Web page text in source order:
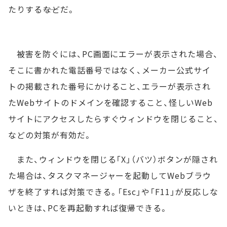
たりする――などだ。
被害を防ぐには、PC画面にエラーが表示された場合、
そこに書かれた電話番号ではなく、メーカー公式サイ
トの掲載された番号にかけること、エラーが表示され
たWebサイトのドメインを確認すること、怪しいWeb
サイトにアクセスしたらすぐウィンドウを閉じること、
などの対策が有効だ。
また、ウィンドウを閉じる「X」（バツ）ボタンが隠され
た場合は、タスクマネージャーを起動してWebブラウ
ザを終了すれば対策できる。「Esc」や「F11」が反応しな
いときは、PCを再起動すれば復帰できる。